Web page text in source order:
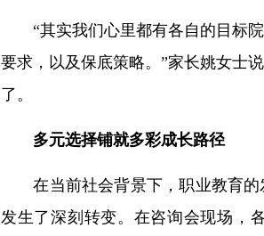
“其实我们心里都有各自的目标院
要求，以及保底策略。”家长姚女士
了。
多元选择铺就多彩成长路径
在当前社会背景下，职业教育的
发生了深刻转变。在咨询会现场，